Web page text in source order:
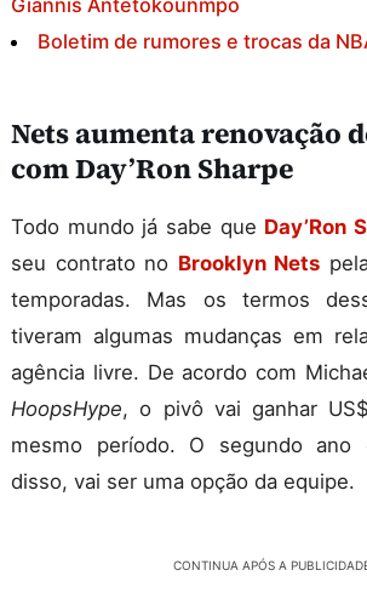
Giannis Antetokounmpo
Boletim de rumores e trocas da
Nets aumenta renovação
com Day’Ron Sharpe
Todo mundo já sabe que Day’Ron
seu contrato no Brooklyn Nets
temporadas. Mas os termos
tiveram algumas mudanças em
agência livre. De acordo com
HoopsHype, o pivô vai ganhar
mesmo período. O segundo ano
disso, vai ser uma opção da equipe.
CONTINUA APÓS A